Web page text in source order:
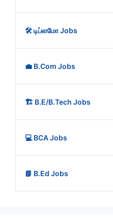
🛠️ டிப்ளமோ Jobs
💼 B.Com Jobs
🏗️ B.E/B.Tech Jobs
💻 BCA Jobs
📘 B.Ed Jobs